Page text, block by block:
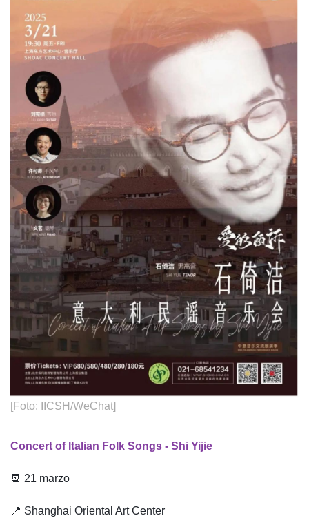
[Foto: IICSH/WeChat]
Concert of Italian Folk Songs - Shi Yijie
📆 21 marzo
📍 Shanghai Oriental Art Center